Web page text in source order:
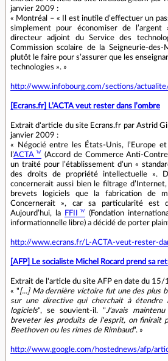
janvier 2009 :
« Montréal – « Il est inutile d’effectuer un
simplement pour économiser de l’argent
directeur adjoint du Service des
Commission scolaire de la Seigneurie-
plutôt le faire pour s’assurer que les
technologies ». »
http://www.infobourg.com/sections/actualite/
[Ecrans.fr] L’ACTA veut rester dans l’ombre
Extrait d'article du site Ecrans.fr par Astrid
janvier 2009 :
« Négocié entre les États-Unis, l’Europe et
l’ACTA
(Accord de Commerce Anti-
un traité pour l’établissement d’un «
des droits de propriété intellectuelle ».
concernerait aussi bien le filtrage
brevets logiciels que la fabrication de
Concernerait », car sa particularité est
Aujourd’hui, la
FFII
(Fondation
informationnelle libre) a décidé de porter
http://www.ecrans.fr/L-ACTA-veut-rester-
[AFP] Le socialiste Michel Rocard prend sa
Extrait de l'article du site AFP en date du
« "[...] Ma dernière victoire fut une des plus
sur une directive qui cherchait à étendre
logiciels", se souvient-il. " J'avais
breveter les produits de l'esprit, on finirait
Beethoven ou les rimes de Rimbaud". »
http://www.google.com/hostednews/afp/